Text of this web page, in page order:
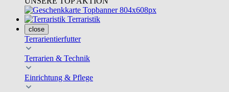
Terraristik
close
Terrarientierfutter
Terrarien & Technik
Einrichtung & Pflege